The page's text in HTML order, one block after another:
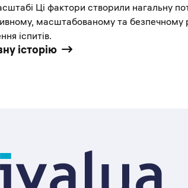
Ці фактори створили нагальну
масштабованому та безпечному
іспитів.
історію